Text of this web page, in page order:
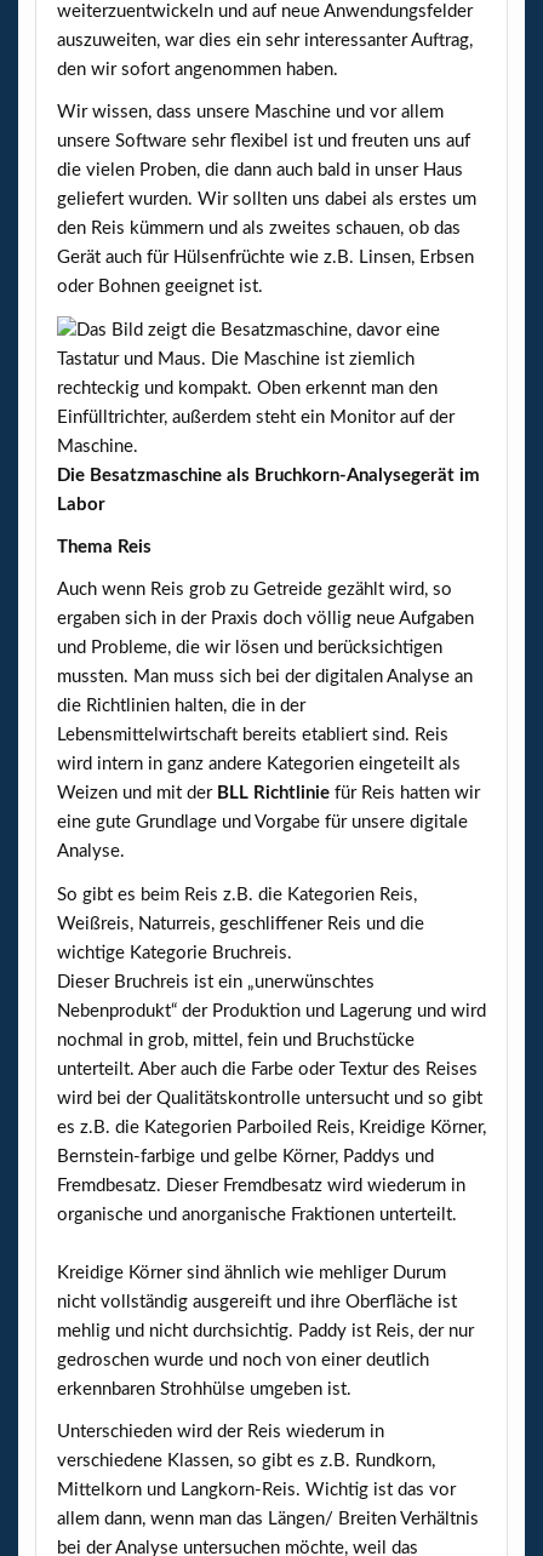
weiterzuentwickeln und auf neue Anwendungsfelder
auszuweiten, war dies ein sehr interessanter Auftrag,
den wir sofort angenommen haben.
Wir wissen, dass unsere Maschine und vor allem
unsere Software sehr flexibel ist und freuten uns auf
die vielen Proben, die dann auch bald in unser Haus
geliefert wurden. Wir sollten uns dabei als erstes um
den Reis kümmern und als zweites schauen, ob das
Gerät auch für Hülsenfrüchte wie z.B. Linsen, Erbsen
oder Bohnen geeignet ist.
Die Besatzmaschine als Bruchkorn-Analysegerät im
Labor
Thema Reis
Auch wenn Reis grob zu Getreide gezählt wird, so
ergaben sich in der Praxis doch völlig neue Aufgaben
und Probleme, die wir lösen und berücksichtigen
mussten. Man muss sich bei der digitalen Analyse an
die Richtlinien halten, die in der
Lebensmittelwirtschaft bereits etabliert sind. Reis
wird intern in ganz andere Kategorien eingeteilt als
Weizen und mit der BLL Richtliniefür Reis hatten wir
eine gute Grundlage und Vorgabe für unsere digitale
Analyse.
So gibt es beim Reis z.B. die Kategorien Reis,
Weißreis, Naturreis, geschliffener Reis und die
wichtige Kategorie Bruchreis.
Dieser Bruchreis ist ein „unerwünschtes
Nebenprodukt“ der Produktion und Lagerung und wird
nochmal in grob, mittel, fein und Bruchstücke
unterteilt. Aber auch die Farbe oder Textur des Reises
wird bei der Qualitätskontrolle untersucht und so gibt
es z.B. die Kategorien Parboiled Reis, Kreidige Körner,
Bernstein-farbige und gelbe Körner, Paddys und
Fremdbesatz. Dieser Fremdbesatz wird wiederum in
organische und anorganische Fraktionen unterteilt.
Kreidige Körner sind ähnlich wie mehliger Durum
nicht vollständig ausgereift und ihre Oberfläche ist
mehlig und nicht durchsichtig. Paddy ist Reis, der nur
gedroschen wurde und noch von einer deutlich
erkennbaren Strohhülse umgeben ist.
Unterschieden wird der Reis wiederum in
verschiedene Klassen, so gibt es z.B. Rundkorn,
Mittelkorn und Langkorn-Reis. Wichtig ist das vor
allem dann, wenn man das Längen/ Breiten Verhältnis
bei der Analyse untersuchen möchte, weil das